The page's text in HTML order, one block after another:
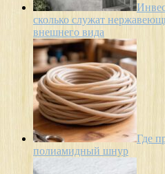
сколько служат
внешнего вида
Где
полиамидный шнур